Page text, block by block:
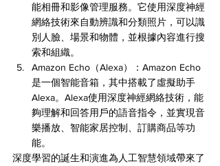
能相冊和影像管理服務。它使用深度神經
網絡技術來自動辨識和分類照片，可以識
別人臉、場景和物體，並根據內容進行搜
索和組織。
Amazon Echo（Alexa）：Amazon Echo
是一個智能音箱，其中搭載了虛擬助手
Alexa。Alexa使用深度神經網絡技術，能
夠理解和回答用戶的語音指令，並實現音
樂播放、智能家居控制、訂購商品等功
能。
深度學習的誕生和演進為人工智慧領域帶來了